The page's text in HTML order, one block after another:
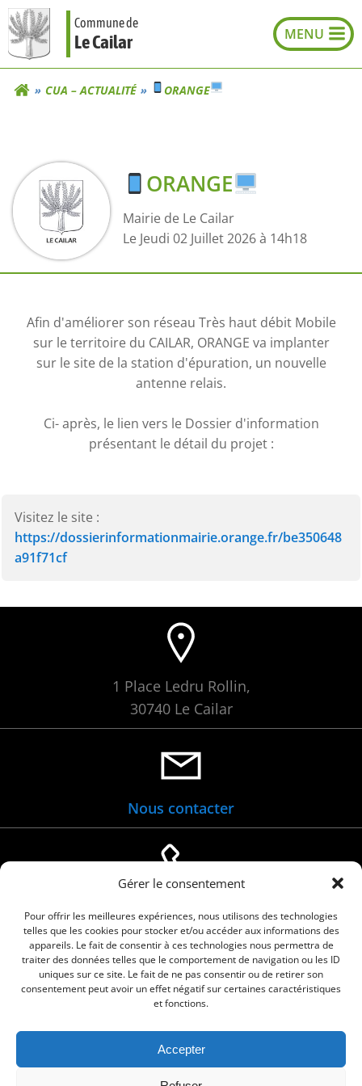
Gérer le consentement
Pour offrir les meilleures expériences, nous utilisons des technologies
telles que les cookies pour stocker et/ou accéder aux informations des
appareils. Le fait de consentir à ces technologies nous permettra de
traiter des données telles que le comportement de navigation ou les ID
uniques sur ce site. Le fait de ne pas consentir ou de retirer son
consentement peut avoir un effet négatif sur certaines caractéristiques
et fonctions.
Accepter
Aller
au
contenu
Commune de
Le Cailar
CUA – ACTUALITÉ ORANGE
ORANGE
Mairie de Le Cailar
Le Jeudi 02 Juillet 2026 à 14h18
Afin d'améliorer son réseau Très haut débit Mobile
sur le territoire du CAILAR, ORANGE va implanter
sur le site de la station d'épuration, un nouvelle
antenne relais.
Ci- après, le lien vers le Dossier d'information
présentant le détail du projet :
Visitez le site :
https://dossierinformationmairie.orange.fr/be350648
a91f71cf
1 Place Ledru Rollin,
30740 Le Cailar
Nous contacter
04 66 88 01 05